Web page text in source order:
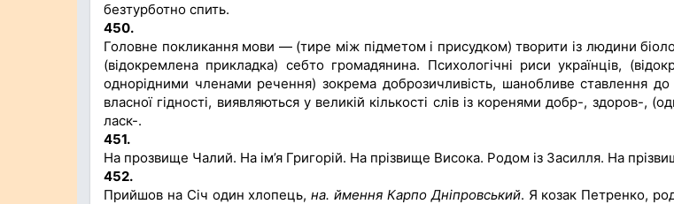
безтурботно спить.
450.
Головне покликання мови — (тире між підметом і присудком) творити із людини
(відокремлена прикладка) себто громадянина. Психологічні риси українців,
однорідними членами речення) зокрема доброзичливість, шанобливе ставлення до
власної гідності, виявляються у великій кількості слів із коренями добр-, здоров-,
ласк-.
451.
На прозвище Чалий. На ім’я Григорій. На прізвище Висока. Родом із Засилля. На
452.
Прийшов на Січ один хлопець,на. ймення Карпо Дніпровський. Я козак Петренко,